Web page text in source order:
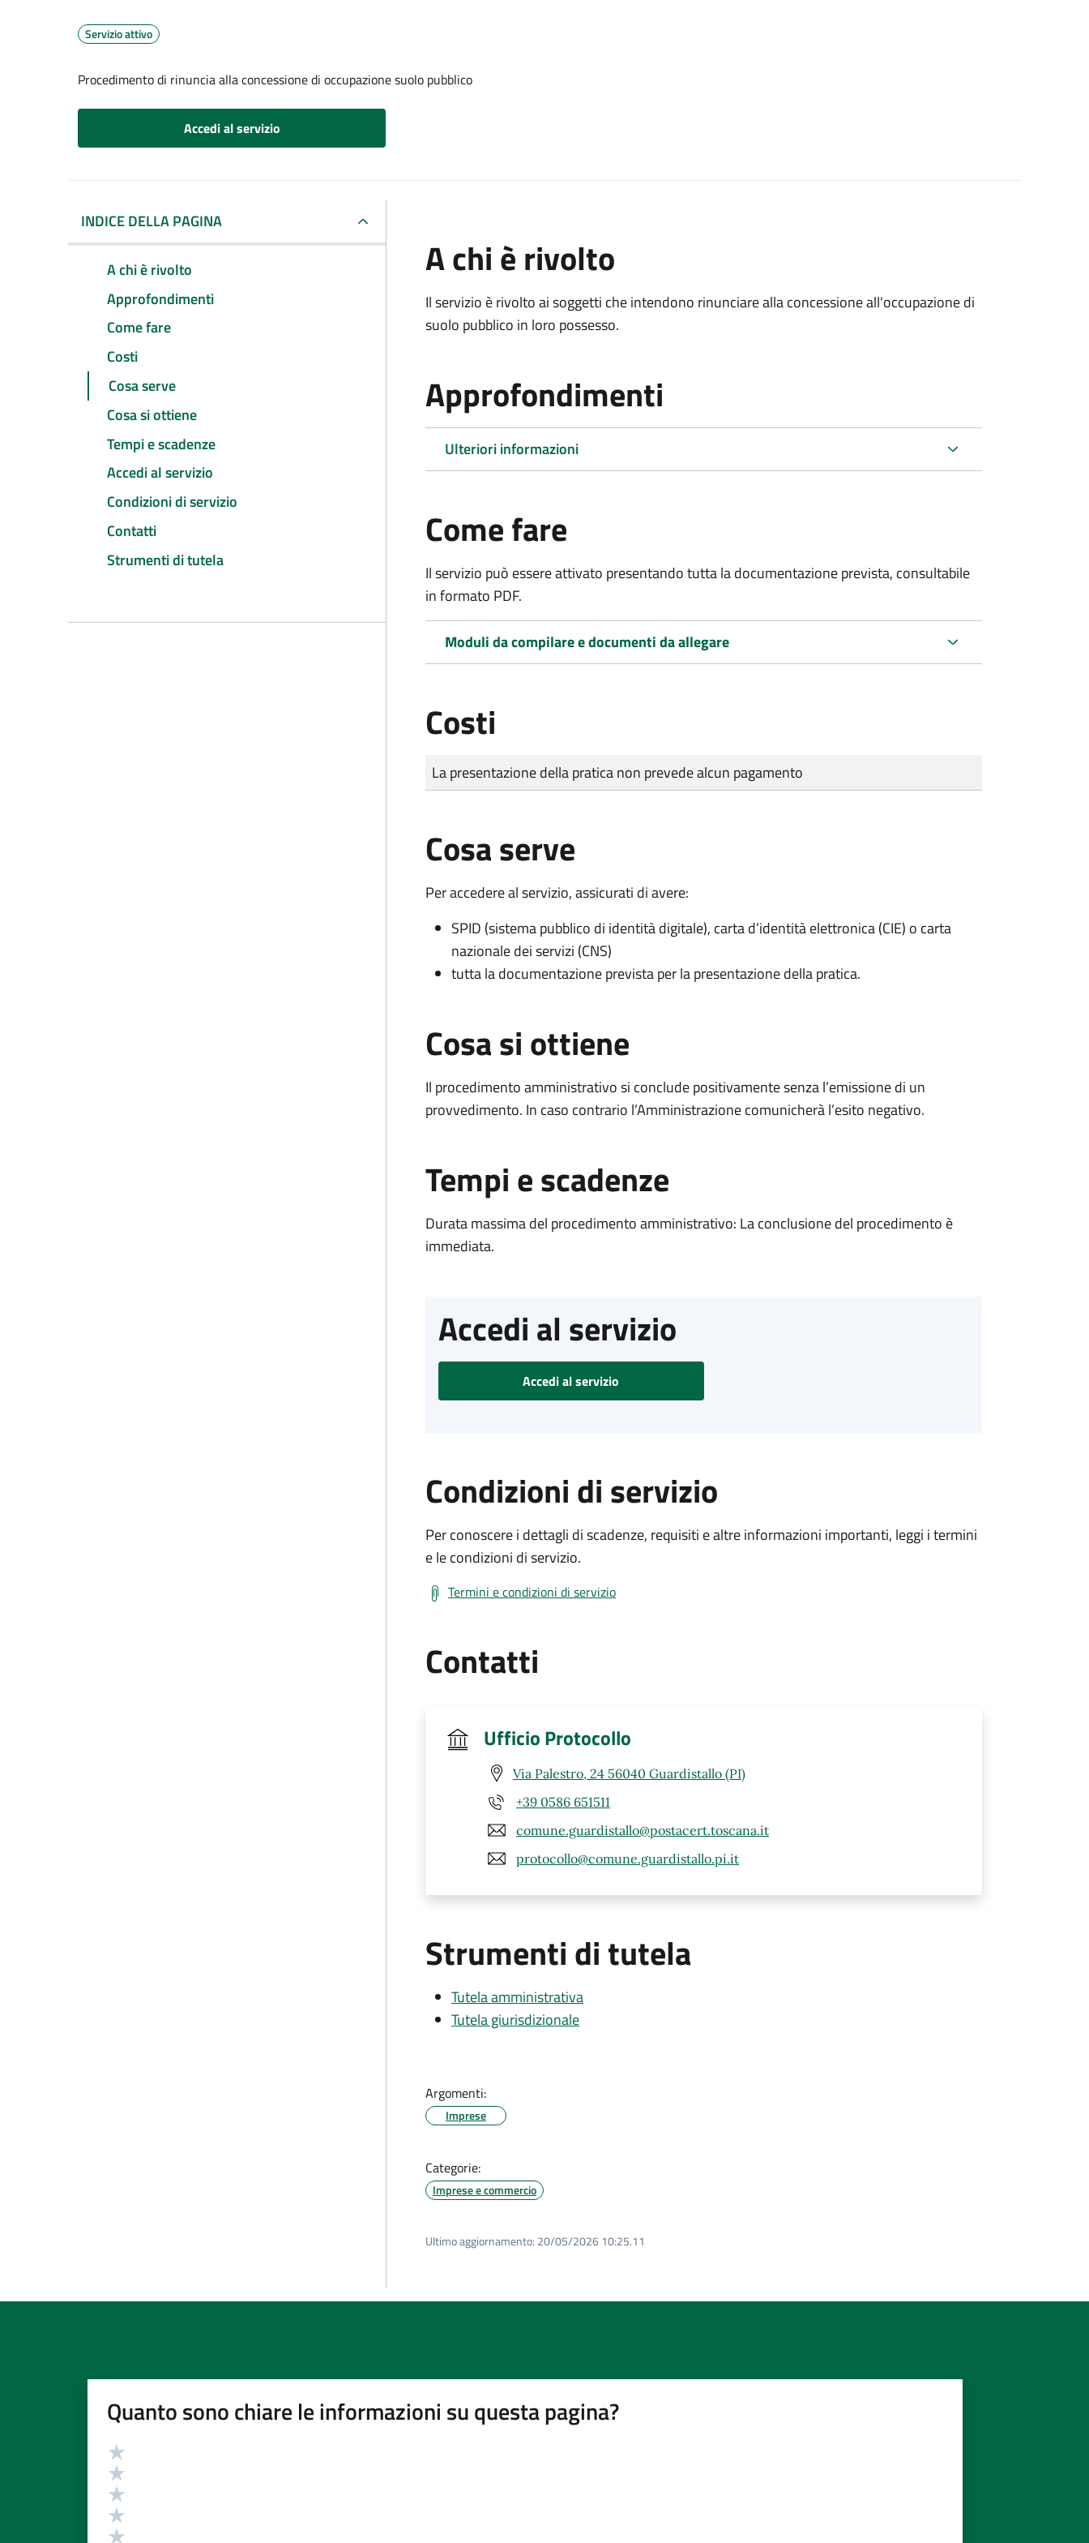
Servizio attivo
Procedimento di rinuncia alla concessione di occupazione suolo pubblico
Accedi al servizio
INDICE DELLA PAGINA
A chi è rivolto
Approfondimenti
Come fare
Costi
Cosa serve
Cosa si ottiene
Tempi e scadenze
Accedi al servizio
Condizioni di servizio
Contatti
Strumenti di tutela
A chi è rivolto
Il servizio è rivolto ai soggetti che intendono rinunciare alla concessione all'occupazione di
suolo pubblico in loro possesso.
Approfondimenti
Ulteriori informazioni
Come fare
Il servizio può essere attivato presentando tutta la documentazione prevista, consultabile
in formato PDF.
Moduli da compilare e documenti da allegare
Costi
Tipo di pagamento
Importo
La presentazione della pratica non prevede alcun pagamento
Cosa serve
Per accedere al servizio, assicurati di avere:
SPID (sistema pubblico di identità digitale), carta d’identità elettronica (CIE) o carta
nazionale dei servizi (CNS)
tutta la documentazione prevista per la presentazione della pratica.
Cosa si ottiene
Il procedimento amministrativo si conclude positivamente senza l’emissione di un
provvedimento. In caso contrario l’Amministrazione comunicherà l’esito negativo.
Tempi e scadenze
Durata massima del procedimento amministrativo: La conclusione del procedimento è
immediata.
Accedi al servizio
Accedi al servizio
Condizioni di servizio
Per conoscere i dettagli di scadenze, requisiti e altre informazioni importanti, leggi i termini
e le condizioni di servizio.
Termini e condizioni di servizio
Contatti
Ufficio Protocollo
Via Palestro, 24 56040 Guardistallo (PI)
+39 0586 651511
comune.guardistallo@postacert.toscana.it
protocollo@comune.guardistallo.pi.it
Strumenti di tutela
Tutela amministrativa
Tutela giurisdizionale
Argomenti:
Imprese
Categorie:
Imprese e commercio
Ultimo aggiornamento: 20/05/2026 10:25.11
Quanto sono chiare le informazioni su questa pagina?
Valutazione